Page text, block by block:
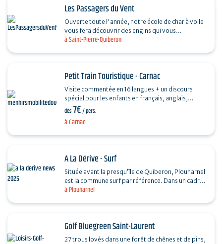
à Saint-Pierre-Quiberon
Les Passagers du Vent
Ouverte toute l'année, notre école de char à voile
vous fera découvrir des engins qui vous
apporteront des sensations de glisse, de vitesse
à Carnac
Petit Train Touristique - Carnac
Visite commentée en 16 langues + un discours
spécial pour les enfants en français, anglais,
allemand et espagnol. Au cours d'un circuit
commenté…
dès 7€/ pers.
à Plouharnel
A La Dérive - Surf
Située avant la presqu’île de Quiberon, Plouharnel
est la commune surf par référence. Dans un cadre
merveilleux, nous vous invitons d’Avril a`…
Golf Bluegreen Saint-Laurent
27 trous lovés dans une forêt de chênes et de pins,